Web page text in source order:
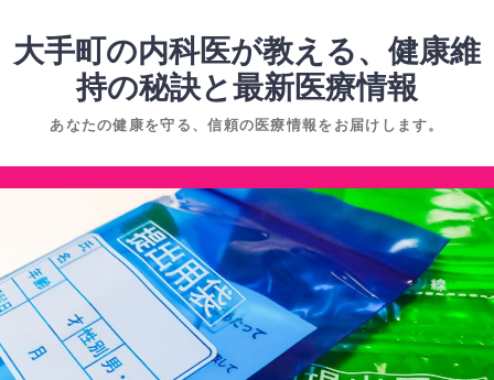
ン
へ
ス
プ
大手町の内科医が教える、健康維
持の秘訣と最新医療情報
あなたの健康を守る、信頼の医療情報をお届けします。
コ
ン
ツ
ス